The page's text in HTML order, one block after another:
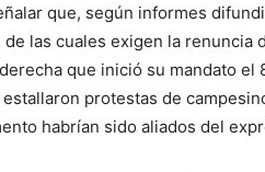
que, según informes
de las cuales exigen la
que inició su mandato el
protestas de
habrían sido aliados del